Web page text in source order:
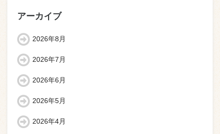
アーカイブ
2026年8月
2026年7月
2026年6月
2026年5月
2026年4月